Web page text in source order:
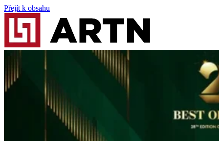
Přejít k obsahu